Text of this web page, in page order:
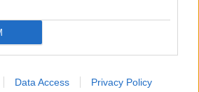
Data Access Privacy Policy